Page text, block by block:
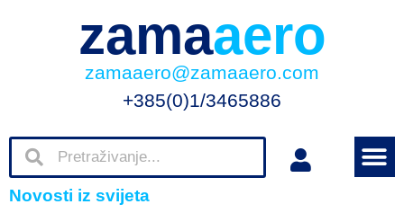
zamaaero
zamaaero@zamaaero.com
+385(0)1/3465886
Novosti iz svijeta